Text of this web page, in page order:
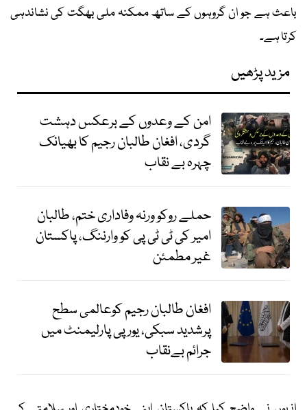
باعث ہے جو ان گروہوں کے ساتھ ممکنہ ملی بھگت کی نشاندہی
کرتا ہے۔
مزید پڑھیں
امن کے وعدوں کے برعکس دہشت
گردی، افغان طالبان رجیم کا بھیانک
چہرہ بے نقاب
حملے روکو ورنہ وفاداری ختم، طالبان
امیر کی ٹی ٹی پی کو وارننگ، پاکستان
غیر مطمئن
افغان طالبان رجیم کوعالمی سطح
پرشدید سبکی، یورپی پارلیمنٹ میں
جرائم بےنقاب